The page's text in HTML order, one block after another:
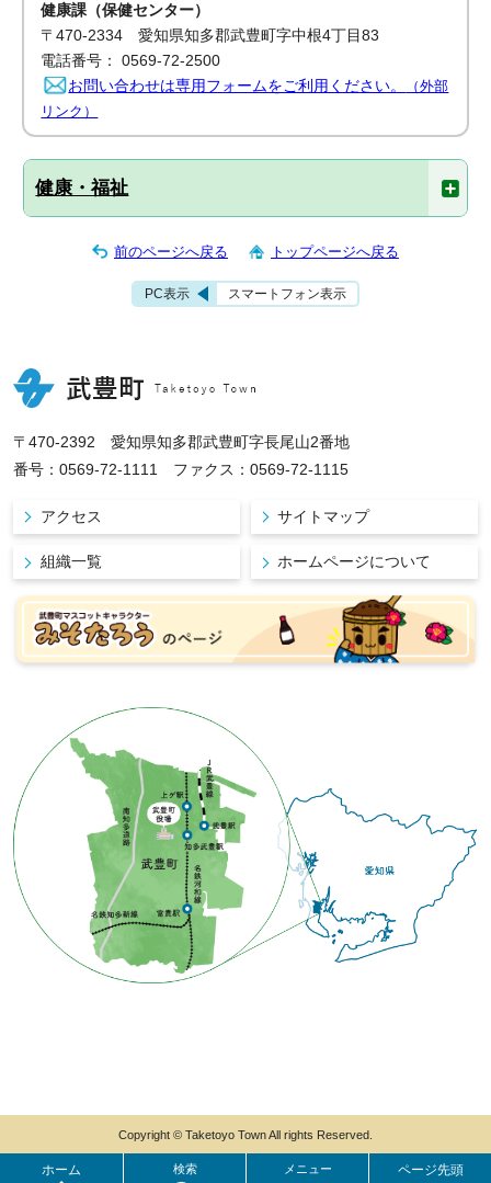
健康課（保健センター）
〒470-2334 愛知県知多郡武豊町字中根4丁目83
電話番号： 0569-72-2500
お問い合わせは専用フォームをご利用ください。
（外部
リンク）
健康・福祉
前のページへ戻る トップページへ戻る
PC表示 スマートフォン表示
ホーム 検索 メニュー
〒470-2392 愛知県知多郡武豊町字長尾山2番地
番号：0569-72-1111 ファクス：0569-72-1115
アクセス サイトマップ
組織一覧 ホームページについて
Copyright © Taketoyo Town All rights Reserved.